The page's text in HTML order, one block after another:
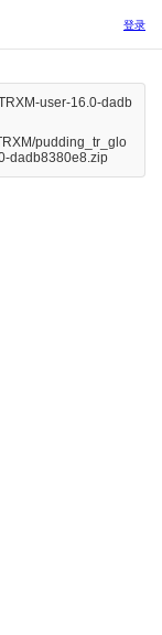
登录
user-16.0-dadb
pudding_tr_glo
dadb8380e8.zip